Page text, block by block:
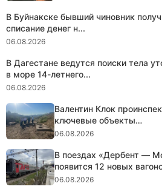
В Буйнакске бывший чиновник
списание денег н...
06.08.2026
В Дагестане ведутся поиски тела
в море 14-летнего...
06.08.2026
Валентин Клок
ключевые объекты
водоснабжени...
06.08.2026
В поездах «Дербент —
появится 12 новых
06.08.2026